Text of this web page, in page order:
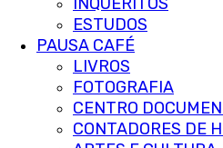
ESTUDOS
PAUSA CAFÉ
LIVROS
FOTOGRAFIA
CENTRO
CONTADORES DE